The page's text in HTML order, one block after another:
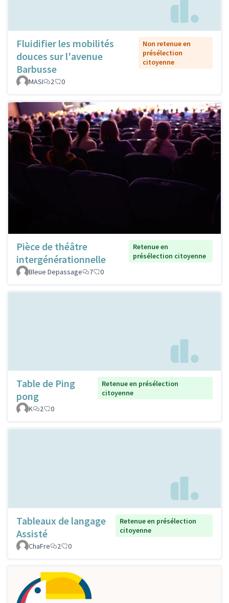
Fluidifier les mobilités
douces sur l'avenue
Barbusse
Non retenue en
présélection
citoyenne
MASI 2 0
Pièce de théâtre
intergénérationnelle
Retenue en
présélection citoyenne
Bleue Depassage
7 0
Table de Ping
pong
Retenue en présélection
citoyenne
K
2 0
Tableaux de langage
Assisté
Retenue en présélection
citoyenne
ChaFre
2 0